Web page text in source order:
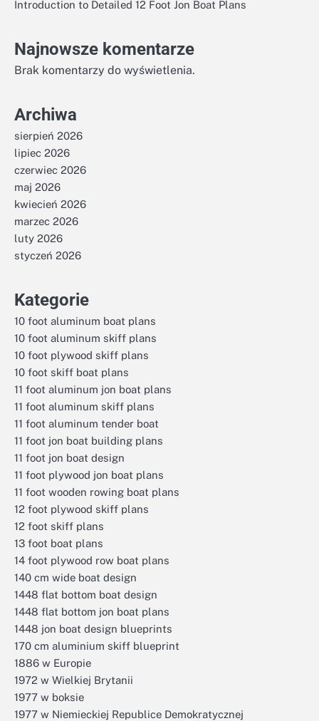
Introduction to Detailed 12 Foot Jon Boat Plans
Najnowsze komentarze
Brak komentarzy do wyświetlenia.
Archiwa
sierpień 2026
lipiec 2026
czerwiec 2026
maj 2026
kwiecień 2026
marzec 2026
luty 2026
styczeń 2026
Kategorie
10 foot aluminum boat plans
10 foot aluminum skiff plans
10 foot plywood skiff plans
10 foot skiff boat plans
11 foot aluminum jon boat plans
11 foot aluminum skiff plans
11 foot aluminum tender boat
11 foot jon boat building plans
11 foot jon boat design
11 foot plywood jon boat plans
11 foot wooden rowing boat plans
12 foot plywood skiff plans
12 foot skiff plans
13 foot boat plans
14 foot plywood row boat plans
140 cm wide boat design
1448 flat bottom boat design
1448 flat bottom jon boat plans
1448 jon boat design blueprints
170 cm aluminium skiff blueprint
1886 w Europie
1972 w Wielkiej Brytanii
1977 w boksie
1977 w Niemieckiej Republice Demokratycznej